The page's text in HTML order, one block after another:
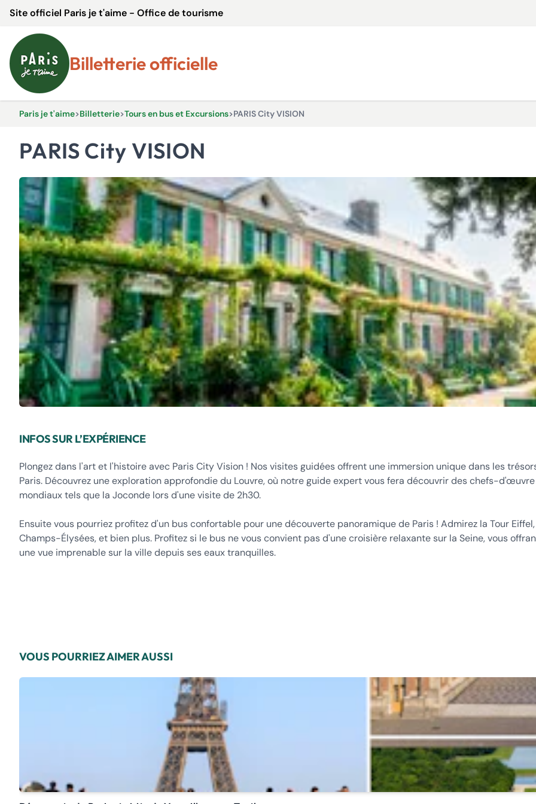
Site officiel Paris je t'aime - Office de tourisme
Billetterie officielle
Paris je t'aime>Billetterie>Tours en bus et Excursions>PARIS City VISION
PARIS City VISION
INFOS SUR L’EXPÉRIENCE
Plongez dans l'art et l'histoire avec Paris City Vision ! Nos visites guidées offrent une immersion unique dans les
Paris. Découvrez une exploration approfondie du Louvre, où notre guide expert vous fera découvrir des chefs-d'œuvre
mondiaux tels que la Joconde lors d'une visite de 2h30.
Ensuite vous pourriez profitez d'un bus confortable pour une découverte panoramique de Paris ! Admirez la Tour
Champs-Élysées, et bien plus. Profitez si le bus ne vous convient pas d'une croisière relaxante sur la Seine, vous
une vue imprenable sur la ville depuis ses eaux tranquilles.
VOUS POURRIEZ AIMER AUSSI